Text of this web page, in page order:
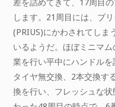
差を詰めてきて、17周目
します。21周目には、ブ
(PRIUS)にかわされてしま
いるようだ。ほぼミニマ
業を行い平中にハンドルを
タイヤ無交換、2本交換す
換を行い、フレッシュな